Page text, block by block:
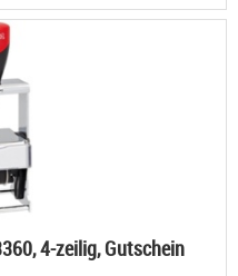
4-zeilig, Gutschein